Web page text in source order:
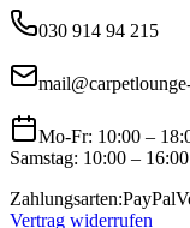
030 914 94 215
Mo-Fr: 10:00 –
Samstag: 10:00 –
Zahlungsarten:PayPal
Vertrag widerrufen